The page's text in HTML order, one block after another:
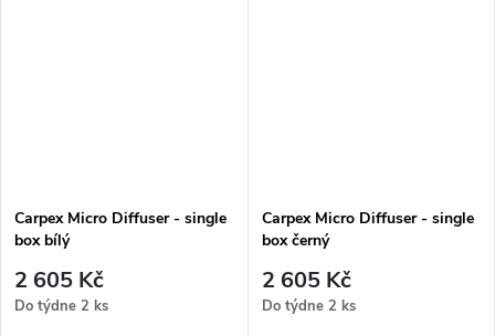
Carpex Micro Diffuser - single
box bílý
2 605 Kč
Do týdne 2 ks
Carpex Micro Diffuser - single
box černý
2 605 Kč
Do týdne 2 ks